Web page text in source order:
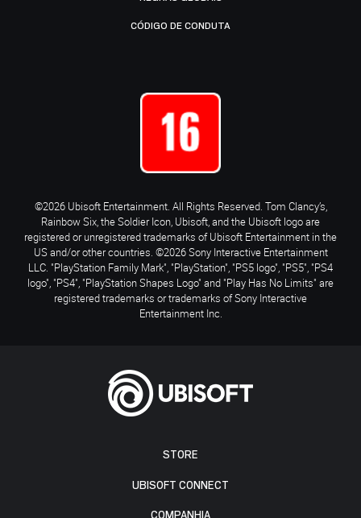
STORE
UBISOFT CONNECT
COMPANHIA
CÓDIGO DE CONDUTA
©2026 Ubisoft Entertainment. All Rights Reserved. Tom Clancy’s,
Rainbow Six, the Soldier Icon, Ubisoft, and the Ubisoft logo are
registered or unregistered trademarks of Ubisoft Entertainment in the
US and/or other countries. ©2026 Sony Interactive Entertainment
LLC. "PlayStation Family Mark", "PlayStation", "PS5 logo", "PS5", "PS4
logo", "PS4", "PlayStation Shapes Logo" and "Play Has No Limits" are
registered trademarks or trademarks of Sony Interactive
Entertainment Inc.